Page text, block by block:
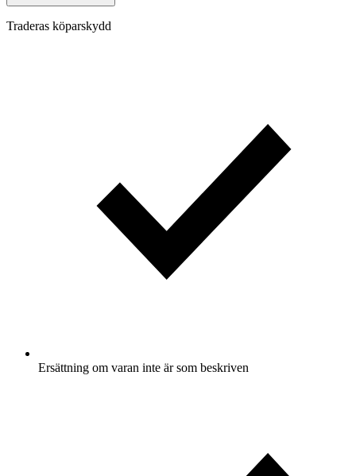
Traderas köparskydd
Ersättning om varan inte är som beskriven